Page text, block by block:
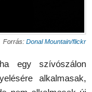
Forrás: Donal Mountain/flickr
egy szívószálon
alkalmasak,